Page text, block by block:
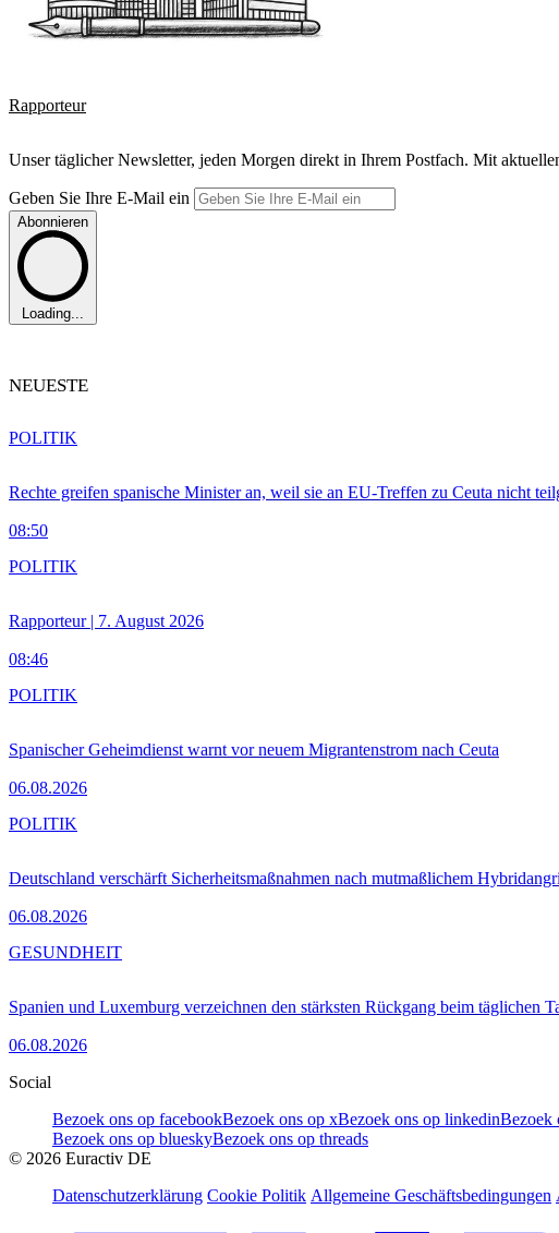
Rapporteur
Unser täglicher Newsletter, jeden Morgen direkt in Ihrem Postfach. Mit
Geben Sie Ihre E-Mail ein
Abonnieren
Loading...
NEUESTE
Rechte greifen spanische Minister an, weil sie an EU-Treffen zu Ceuta nicht
08:50
POLITIK
Rapporteur | 7. August 2026
08:46
POLITIK
Spanischer Geheimdienst warnt vor neuem Migrantenstrom nach Ceuta
06.08.2026
POLITIK
Deutschland verschärft Sicherheitsmaßnahmen nach mutmaßlichem
06.08.2026
POLITIK
Spanien und Luxemburg verzeichnen den stärksten Rückgang beim täglichen
06.08.2026
GESUNDHEIT
Social
Bezoek ons op facebookBezoek ons op xBezoek ons op linkedinBezoek
Bezoek ons op blueskyBezoek ons op threads
© 2026 Euractiv DE
Datenschutzerklärung Cookie Politik Allgemeine Geschäftsbedingungen